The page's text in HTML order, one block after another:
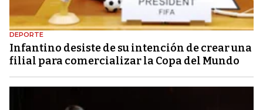
DEPORTE
Infantino desiste de su intención de crear una
filial para comercializar la Copa del Mundo